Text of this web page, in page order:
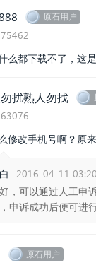
原石用户
么都下载不了，这
扰熟人勿找
修改手机号啊？原
2016-04-11
，可以通过人工申
申诉成功后便可进
原石用户